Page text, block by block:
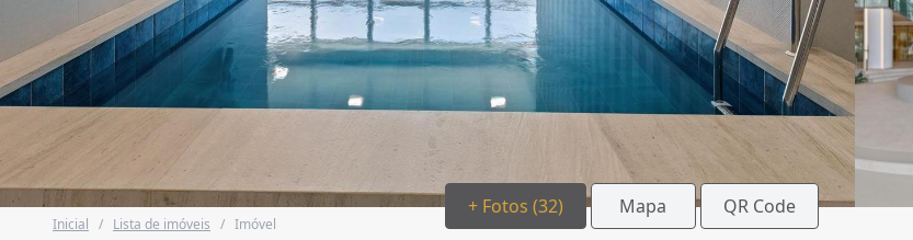
+ Fotos (32) Mapa QR Code
Inicial / Lista de imóveis / Imóvel